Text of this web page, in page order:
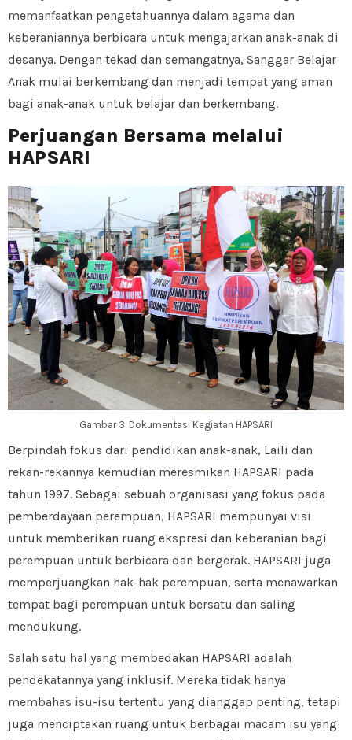
memanfaatkan pengetahuannya dalam agama dan
keberaniannya berbicara untuk mengajarkan anak-anak di
desanya. Dengan tekad dan semangatnya, Sanggar Belajar
Anak mulai berkembang dan menjadi tempat yang aman
bagi anak-anak untuk belajar dan berkembang.
Perjuangan Bersama melalui
HAPSARI
Gambar 3. Dokumentasi Kegiatan HAPSARI
Berpindah fokus dari pendidikan anak-anak, Laili dan
rekan-rekannya kemudian meresmikan HAPSARI pada
tahun 1997. Sebagai sebuah organisasi yang fokus pada
pemberdayaan perempuan, HAPSARI mempunyai visi
untuk memberikan ruang ekspresi dan keberanian bagi
perempuan untuk berbicara dan bergerak. HAPSARI juga
memperjuangkan hak-hak perempuan, serta menawarkan
tempat bagi perempuan untuk bersatu dan saling
mendukung.
Salah satu hal yang membedakan HAPSARI adalah
pendekatannya yang inklusif. Mereka tidak hanya
membahas isu-isu tertentu yang dianggap penting, tetapi
juga menciptakan ruang untuk berbagai macam isu yang